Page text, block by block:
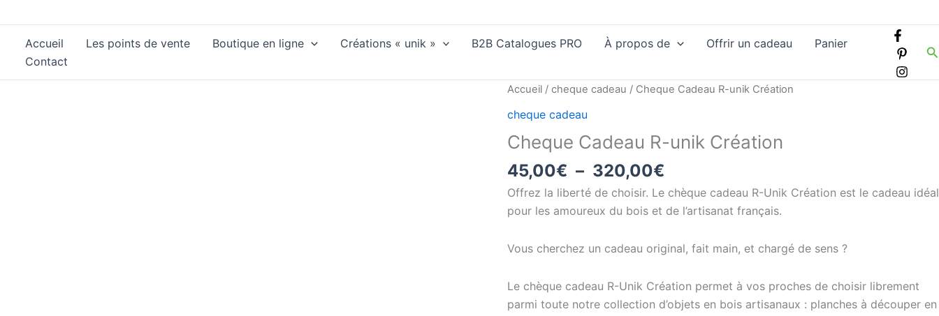
au
contenuAccueil Les points de vente Boutique en ligne Créations « unik » B2B Catalogues PRO À propos de Offrir un cadeau
Panier
Contact
Accueil/ cheque cadeau / Cheque Cadeau R-unik Création
cheque cadeau
Cheque Cadeau R-unik Création
45,00€ – 320,00€
Plage
45,00€
à
320,00€
Offrez la liberté de choisir. Le chèque cadeau R-Unik Création est le cadeau idéal
pour les amoureux du bois et de l’artisanat français.
Vous cherchez un cadeau original, fait main, et chargé de sens ?
Le chèque cadeau R-Unik Création permet à vos proches de choisir librement
parmi toute notre collection d’objets en bois artisanaux : planches à découper en
quantité
de
Cheque
Cadeau
R-
unik
Création